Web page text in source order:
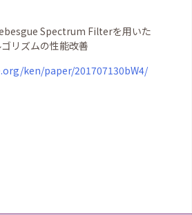
Spectrum Filterを用いた
リズムの性能改善
ken/paper/201707130bW4/